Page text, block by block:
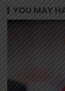
YOU MAY